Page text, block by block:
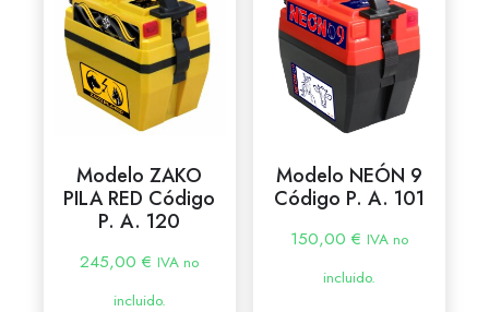
Modelo ZAKO
PILA RED Código
P. A. 120
245,00€ IVA no
incluido.
Modelo NEÓN 9
Código P. A. 101
150,00€ IVA no
incluido.